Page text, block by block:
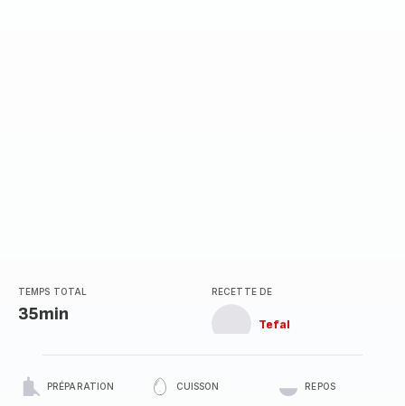
TEMPS TOTAL
35min
RECETTE DE
Tefal
PRÉPARATION CUISSON REPOS